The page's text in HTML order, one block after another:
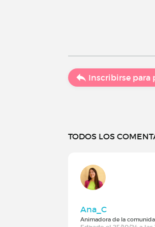
Inscribirse para
TODOS LOS
Ana_C
Animadora de la